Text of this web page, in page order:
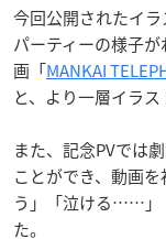
今回公開されたイ
パーティーの様子
画「MANKAI
と、より一層イラス
また、記念PVでは
ことができ、動画
う」「泣ける……」
た。